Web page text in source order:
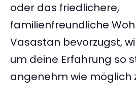
oder das friedlichere,
familienfreundliche
Vasastan bevorzugst,
um deine Erfahrung so
angenehm wie möglich